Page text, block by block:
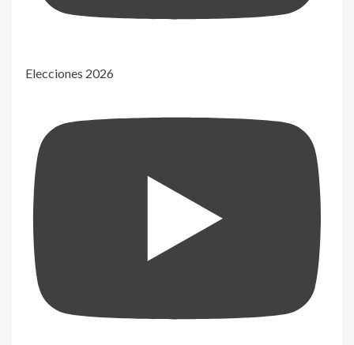
Elecciones 2026